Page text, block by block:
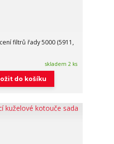
filtrů řady 5000 (5911,
skladem 2 ks
do košíku